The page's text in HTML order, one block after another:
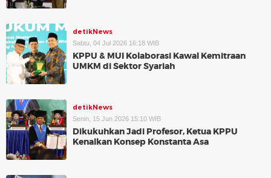
detikNews
Sabtu, 04 Jul 2026 16:18 WIB
KPPU & MUI Kolaborasi Kawal Kemitraan
UMKM di Sektor Syariah
detikNews
Senin, 15 Jun 2026 15:10 WIB
Dikukuhkan Jadi Profesor, Ketua KPPU
Kenalkan Konsep Konstanta Asa